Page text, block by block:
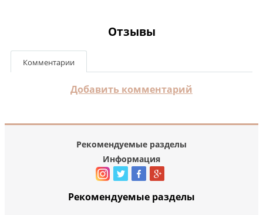
Отзывы
Комментарии
Добавить комментарий
Рекомендуемые разделы
Информация
Рекомендуемые разделы